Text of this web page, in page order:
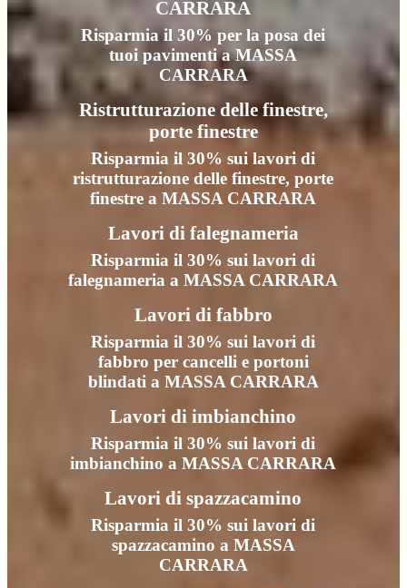
CARRARA
Risparmia il 30% per la posa dei
tuoi pavimenti a MASSA
CARRARA
Ristrutturazione delle finestre,
porte finestre
Risparmia il 30% sui lavori di
ristrutturazione delle finestre, porte
finestre a MASSA CARRARA
Lavori di falegnameria
Risparmia il 30% sui lavori di
falegnameria a MASSA CARRARA
Lavori di fabbro
Risparmia il 30% sui lavori di
fabbro per cancelli e portoni
blindati a MASSA CARRARA
Lavori di imbianchino
Risparmia il 30% sui lavori di
imbianchino a MASSA CARRARA
Lavori di spazzacamino
Risparmia il 30% sui lavori di
spazzacamino a MASSA
CARRARA